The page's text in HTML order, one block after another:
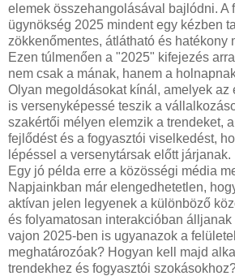
elemek összehangolásával bajlódni. A
ügynökség 2025 mindent egy kézben
zökkenőmentes, átlátható és hatékony
Ezen túlmenően a "2025" kifejezés
nem csak a mának, hanem a
Olyan megoldásokat kínál, amelyek az
is versenyképessé teszik a
szakértői mélyen elemzik a trendeket,
fejlődést és a fogyasztói viselkedést,
lépéssel a versenytársak előtt járjanak.
Egy jó példa erre a közösségi média
Napjainkban már elengedhetetlen,
aktívan jelen legyenek a különböző
és folyamatosan interakcióban
vajon 2025-ben is ugyanazok a
meghatározóak? Hogyan kell majd
trendekhez és fogyasztói